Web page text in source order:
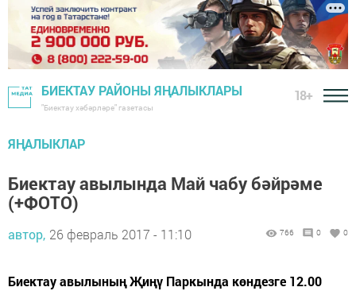
БИЕКТАУ РАЙОНЫ ЯҢАЛЫКЛАРЫ
"Биектау хәбәрләре" газетасы
18+
ЯҢАЛЫКЛАР
Биектау авылында Май чабу бәйрәме
(+ФОТО)
автор, 26 февраль 2017 - 11:10 766 0 0
Биектау авылының Җиңү Паркында көндезге 12.00